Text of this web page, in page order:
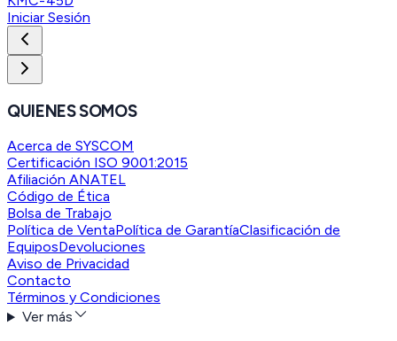
Iniciar Sesión
QUIENES SOMOS
Acerca de SYSCOM
Certificación ISO 9001:2015
Afiliación ANATEL
Código de Ética
Bolsa de Trabajo
Política de VentaPolítica de GarantíaClasificación de
EquiposDevoluciones
Aviso de Privacidad
Contacto
Términos y Condiciones
Ver más